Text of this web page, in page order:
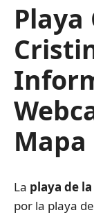
Mapa
La playa de
por la playa